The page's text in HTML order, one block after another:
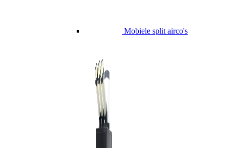
Mobiele split airco's